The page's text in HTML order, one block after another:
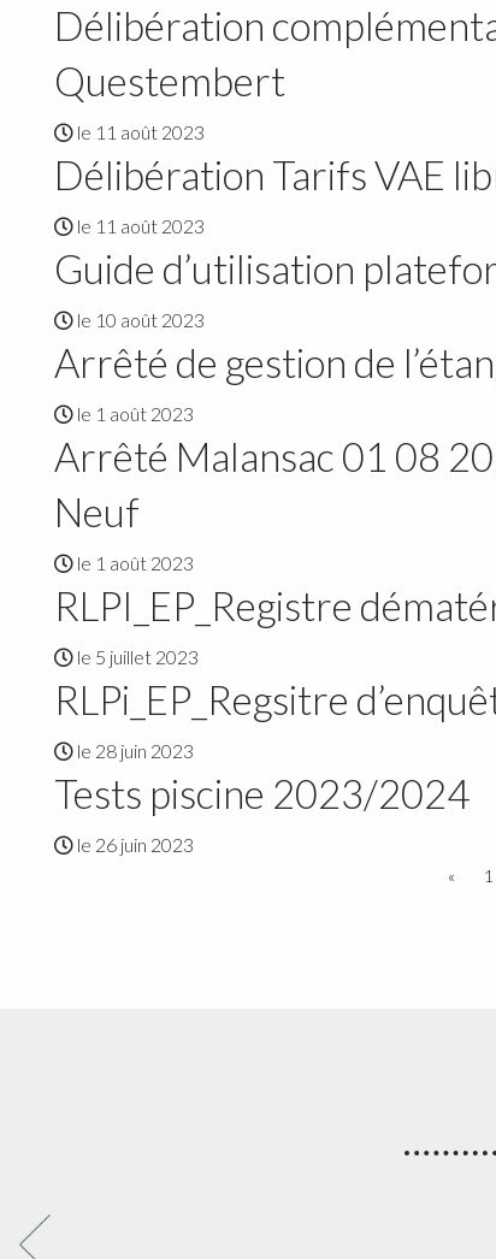
Délibération
Questembert
le 11 août 2023
Délibération Tarifs VAE
le 11 août 2023
Guide d’utilisation
le 10 août 2023
Arrêté de gestion de
le 1 août 2023
Arrêté Malansac 01 08
Neuf
le 1 août 2023
RLPI_EP_Registre
le 5 juillet 2023
RLPi_EP_Regsitre
le 28 juin 2023
Tests piscine 2023/2024
le 26 juin 2023
« 1